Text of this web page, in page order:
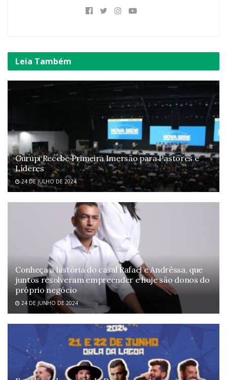
Leia Também
Gurupi Recebe Primeira Imersão para Pastores e
Líderes
24 DE JULHO DE 2024
Conheça a história do casal Rafael e Andrêssa, que
juntos resolveram empreender e hoje são donos do
próprio negócio
24 DE JUNHO DE 2024